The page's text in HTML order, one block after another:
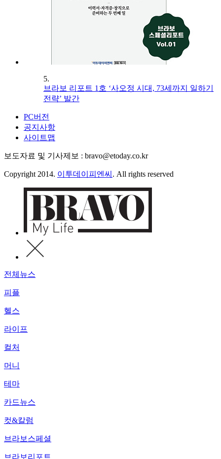
5.
브라보 리포트 1호 ‘사오정 시대, 73세까지 일하기
전략’ 발간
PC버전
공지사항
사이트맵
보도자료 및 기사제보 : bravo@etoday.co.kr
Copyright 2014. 이투데이피엔씨 . All rights reserved
전체뉴스
피플
헬스
라이프
컬처
머니
테마
카드뉴스
컷&칼럼
브라보스페셜
브라보리포트